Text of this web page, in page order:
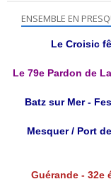
ENSEMBLE EN
Le Croisic
Le 79e Pardon de
Batz sur Mer -
Mesquer / Port
Guérande - 32e